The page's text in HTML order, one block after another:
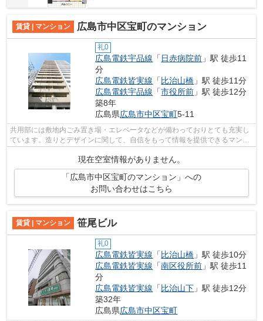
賃貸 | マンション 広島市中区宝町のマンション
礼0
広島電鉄宇品線 「 日赤病院前 」駅 徒歩11
分
広島電鉄皆実線 「 比治山橋 」駅 徒歩11分
広島電鉄宇品線 「市役所前 」駅 徒歩12分
築8年
広島県広島市中区宝町5-11
共用部には敷地内ごみ置き場・エレベータなどが備わっておりとても充実し
ています。造りとデザインに関して、自信をもって情報を提供できるマンシ
現在空室情報がありません。
「広島市中区宝町のマンション」への
お問い合わせはこちら
賃貸 | マンション 笹尾ビル
礼0
広島電鉄皆実線 「 比治山橋 」駅 徒歩10分
広島電鉄皆実線 「南区役所前 」駅 徒歩11
分
広島電鉄皆実線 「 比治山下 」駅 徒歩12分
築32年
広島県広島市中区宝町